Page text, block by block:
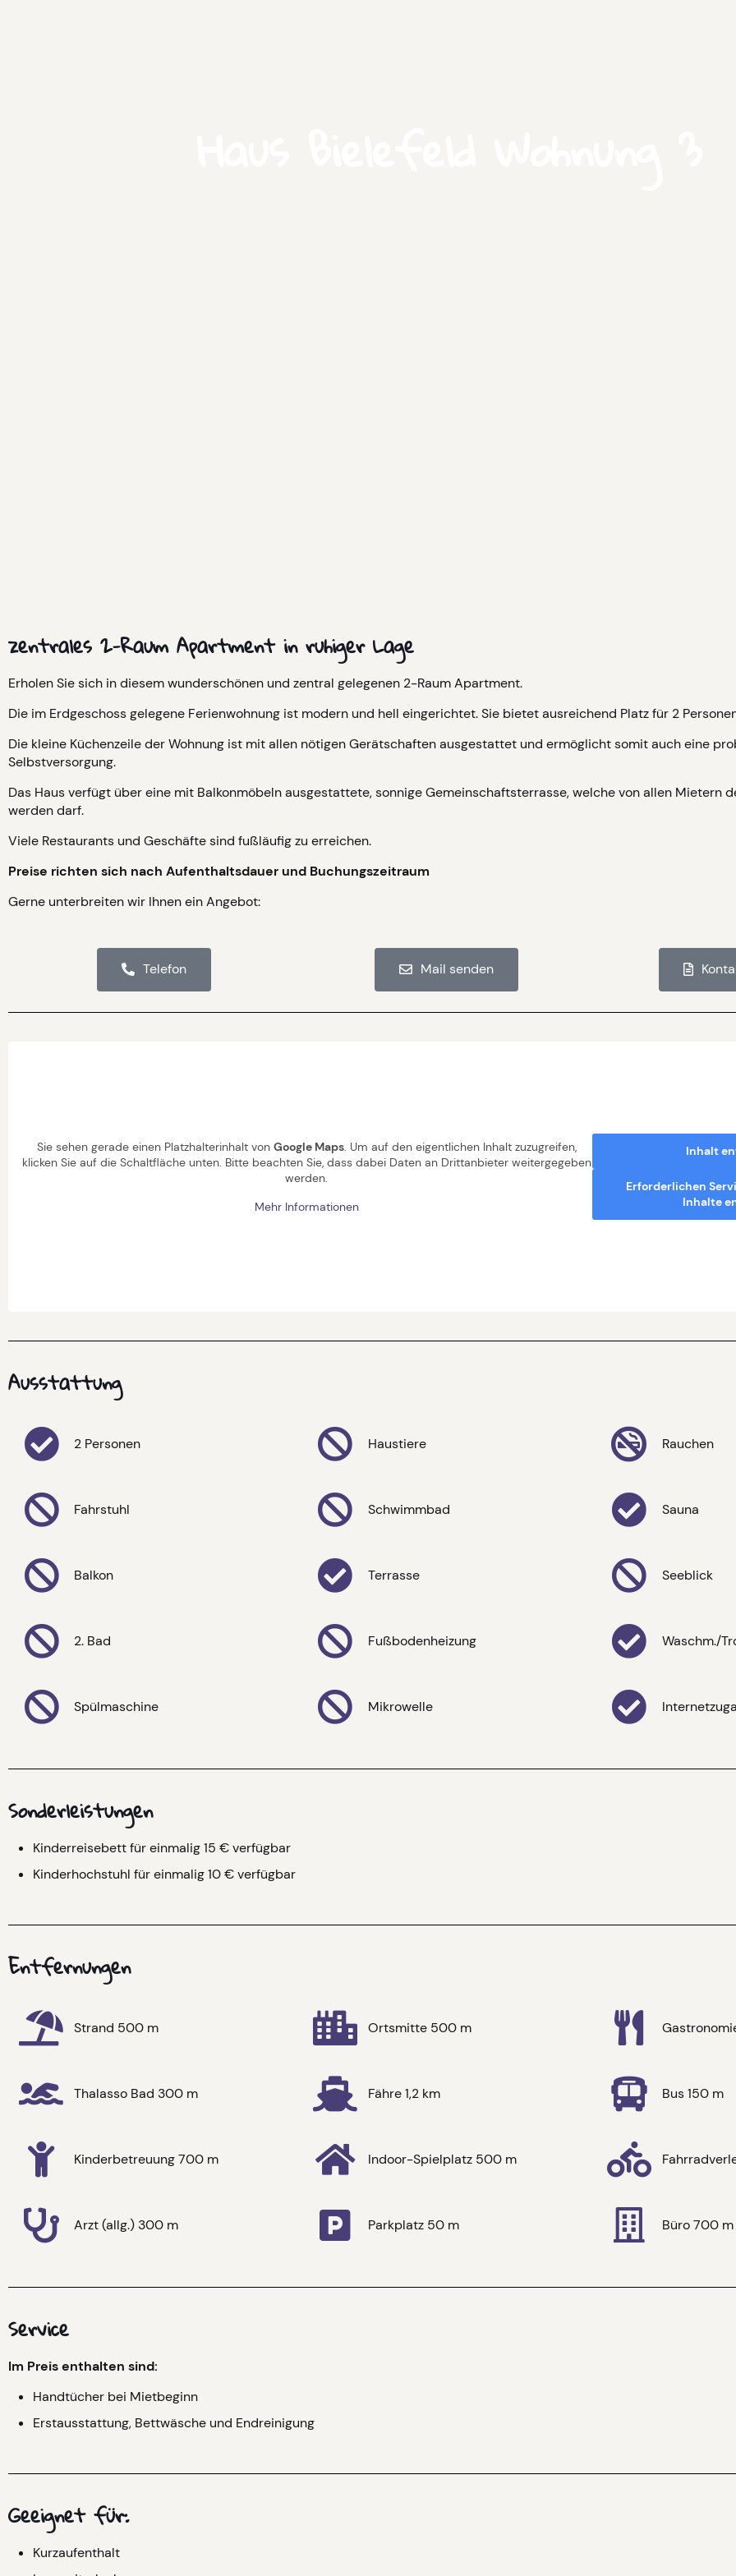
zentrales 2-Raum Apartment in ruhiger Lage
Erholen Sie sich in diesem wunderschönen und zentral gelegenen 2-Raum Apartment.
Die im Erdgeschoss gelegene Ferienwohnung ist modern und hell eingerichtet. Sie bietet ausreichend Platz für 2
Die kleine Küchenzeile der Wohnung ist mit allen nötigen Gerätschaften ausgestattet und ermöglicht somit auch eine
Selbstversorgung.
Das Haus verfügt über eine mit Balkonmöbeln ausgestattete, sonnige Gemeinschaftsterrasse, welche von allen Mietern
werden darf.
Viele Restaurants und Geschäfte sind fußläufig zu erreichen.
Preise richten sich nach Aufenthaltsdauer und Buchungszeitraum
Gerne unterbreiten wir Ihnen ein Angebot:
Telefon Mail senden
Sie sehen gerade einen Platzhalterinhalt von Google Maps. Um auf den eigentlichen Inhalt zuzugreifen,
klicken Sie auf die Schaltfläche unten. Bitte beachten Sie, dass dabei Daten an Drittanbieter weitergegeben
werden.
Mehr Informationen
Inhalt
Erforderlichen
Inhalte
Ausstattung
2 Personen Haustiere Rauchen
Fahrstuhl Schwimmbad Sauna
Balkon Terrasse Seeblick
2. Bad Fußbodenheizung Waschm./
Spülmaschine Mikrowelle
Sonderleistungen
Kinderreisebett für einmalig 15 € verfügbar
Kinderhochstuhl für einmalig 10 € verfügbar
Entfernungen
Strand 500 m Ortsmitte 500 m
Thalasso Bad 300 m Fähre 1,2 km Bus 150 m
Kinderbetreuung 700 m Indoor-Spielplatz 500 m
Arzt (allg.) 300 m Parkplatz 50 m Büro 700 m
Service
Im Preis enthalten sind:
Handtücher bei Mietbeginn
Erstausstattung, Bettwäsche und Endreinigung
Geeignet für:
Kurzaufenthalt